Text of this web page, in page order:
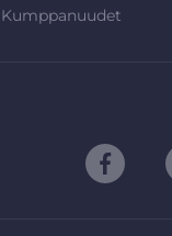
Kumppanuudet